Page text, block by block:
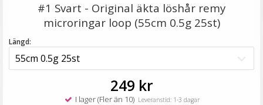
249 kr
LÄGG I VARUKORG
#1 Svart - Original äkta löshår remy
microringar loop (55cm 0.5g 25st)
Längd:
249 kr
I lager (Fler än 10)Leveranstid: 1-3 dagar